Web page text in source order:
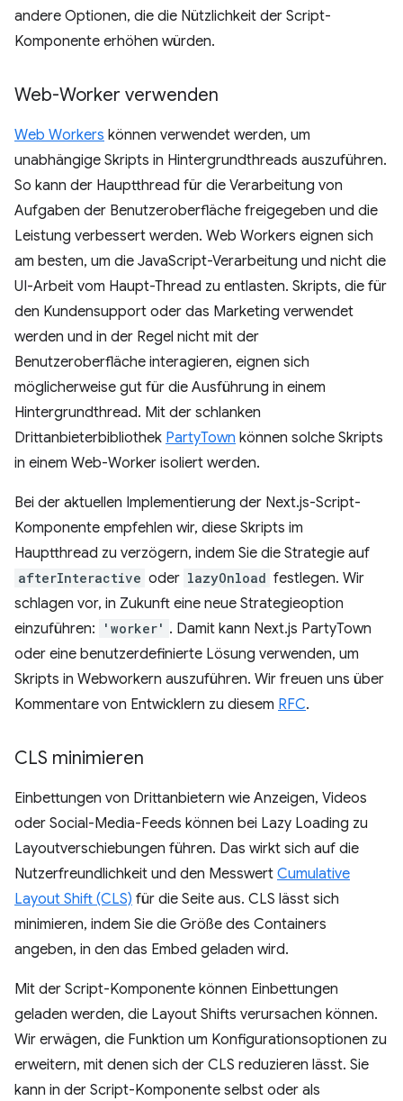
andere Optionen, die die Nützlichkeit der Script-
Komponente erhöhen würden.
Web-Worker verwenden
Web Workers können verwendet werden, um
unabhängige Skripts in Hintergrundthreads auszuführen.
So kann der Hauptthread für die Verarbeitung von
Aufgaben der Benutzeroberfläche freigegeben und die
Leistung verbessert werden. Web Workers eignen sich
am besten, um die JavaScript-Verarbeitung und nicht die
UI-Arbeit vom Haupt-Thread zu entlasten. Skripts, die für
den Kundensupport oder das Marketing verwendet
werden und in der Regel nicht mit der
Benutzeroberfläche interagieren, eignen sich
möglicherweise gut für die Ausführung in einem
Hintergrundthread. Mit der schlanken
Drittanbieterbibliothek PartyTown können solche Skripts
in einem Web-Worker isoliert werden.
Bei der aktuellen Implementierung der Next.js-Script-
Komponente empfehlen wir, diese Skripts im
Hauptthread zu verzögern, indem Sie die Strategie auf
afterInteractive oder lazyOnload festlegen. Wir
schlagen vor, in Zukunft eine neue Strategieoption
einzuführen:
'worker' . Damit kann Next.js PartyTown
oder eine benutzerdefinierte Lösung verwenden, um
Skripts in Webworkern auszuführen. Wir freuen uns über
Kommentare von Entwicklern zu diesem RFC.
CLS minimieren
Einbettungen von Drittanbietern wie Anzeigen, Videos
oder Social-Media-Feeds können bei Lazy Loading zu
Layoutverschiebungen führen. Das wirkt sich auf die
Nutzerfreundlichkeit und den Messwert Cumulative
Layout Shift (CLS) für die Seite aus. CLS lässt sich
minimieren, indem Sie die Größe des Containers
angeben, in den das Embed geladen wird.
Mit der Script-Komponente können Einbettungen
geladen werden, die Layout Shifts verursachen können.
Wir erwägen, die Funktion um Konfigurationsoptionen zu
erweitern, mit denen sich der CLS reduzieren lässt. Sie
kann in der Script-Komponente selbst oder als